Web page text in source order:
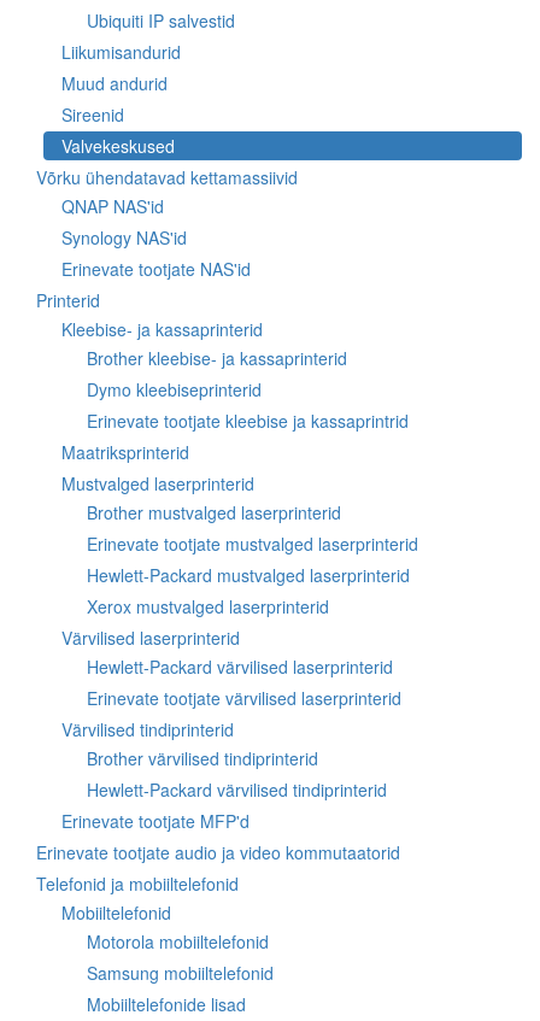
Ubiquiti IP salvestid
Liikumisandurid
Muud andurid
Sireenid
Valvekeskused
Võrku ühendatavad kettamassiivid
QNAP NAS'id
Synology NAS'id
Erinevate tootjate NAS'id
Printerid
Kleebise- ja kassaprinterid
Brother kleebise- ja kassaprinterid
Dymo kleebiseprinterid
Erinevate tootjate kleebise ja kassaprintrid
Maatriksprinterid
Mustvalged laserprinterid
Brother mustvalged laserprinterid
Erinevate tootjate mustvalged laserprinterid
Hewlett-Packard mustvalged laserprinterid
Xerox mustvalged laserprinterid
Värvilised laserprinterid
Hewlett-Packard värvilised laserprinterid
Erinevate tootjate värvilised laserprinterid
Värvilised tindiprinterid
Brother värvilised tindiprinterid
Hewlett-Packard värvilised tindiprinterid
Erinevate tootjate MFP'd
Erinevate tootjate audio ja video kommutaatorid
Telefonid ja mobiiltelefonid
Mobiiltelefonid
Motorola mobiiltelefonid
Samsung mobiiltelefonid
Mobiiltelefonide lisad